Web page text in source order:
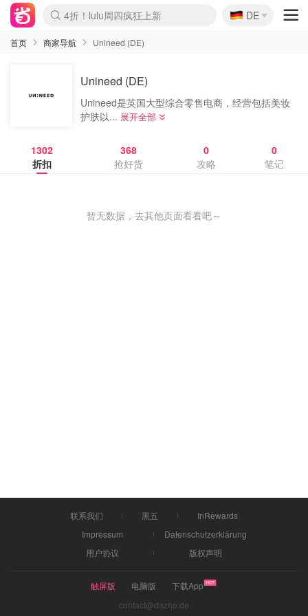
Boticinal 夏促开抢！
4折！lulu周四疯狂上新
还没结束！&OtherStories大促
Joybuy变相75折 随时失效
速领！Stanley独家85折
疑似霸哥！Camper额外叠85折
Zalando 奥莱闪促！每日更新
Moncler反季囤！5折起+叠9折
Coach Brooklyn仅€192
🇩🇪
DE
首页 商家导航 Unineed (DE)
Unineed (DE)
Unineed是英国大型综合零售电商，经营包括美妆
护肤以... 展开全部
1302
折扣
368
抢好货
0
攻略
0
笔记
暂无数据，去其他页面看看吧～
联系我们 黑五
InRewards
Impressum
Datenschutzerklärung
用户协议
版权声明
触屏版 电脑版
下载App
contact@dazhe.de